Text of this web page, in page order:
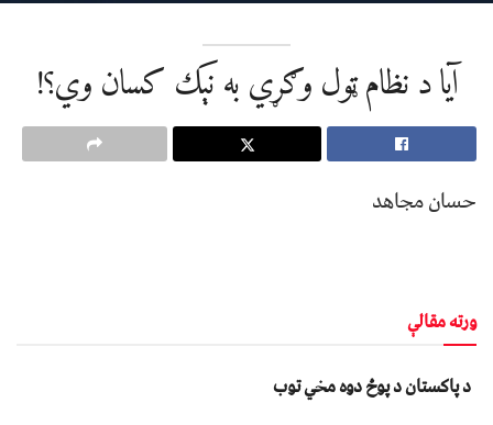
آیا د نظام ټول وګړي به نېک کسان وي؟!
حسان مجاهد
ورته مقالې
د پاکستان د پوځ دوه مخي توب